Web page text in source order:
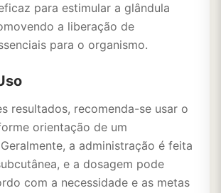
para estimular a glândula
a liberação de
para o organismo.
resultados, recomenda-se usar o
orientação de um
a administração é feita
e a dosagem pode
com a necessidade e as metas